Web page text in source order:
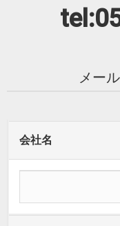
メー
会社名